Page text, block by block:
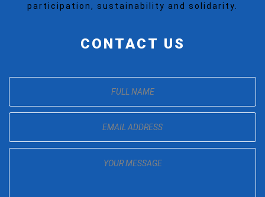
participation, sustainability and solidarity.
CONTACT US